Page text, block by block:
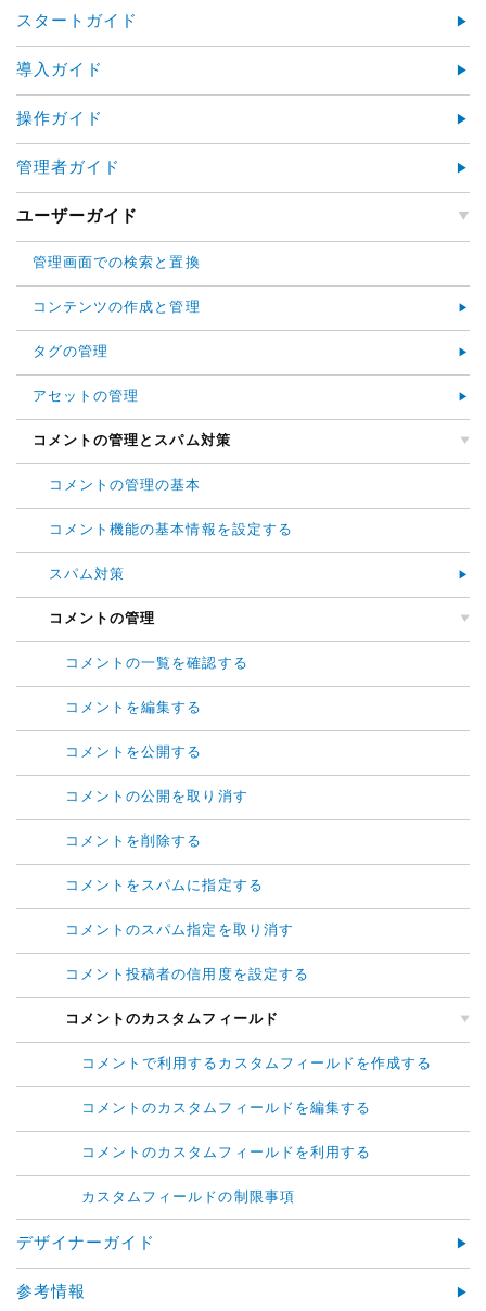
スタートガイド
導入ガイド
操作ガイド
管理者ガイド
ユーザーガイド
管理画面での検索と置換
コンテンツの作成と管理
タグの管理
アセットの管理
コメントの管理とスパム対策
コメントの管理の基本
コメント機能の基本情報を設定する
スパム対策
コメントの管理
コメントの一覧を確認する
コメントを編集する
コメントを公開する
コメントの公開を取り消す
コメントを削除する
コメントをスパムに指定する
コメントのスパム指定を取り消す
コメント投稿者の信用度を設定する
コメントのカスタムフィールド
コメントで利用するカスタムフィールドを作成する
コメントのカスタムフィールドを編集する
コメントのカスタムフィールドを利用する
カスタムフィールドの制限事項
デザイナーガイド
参考情報